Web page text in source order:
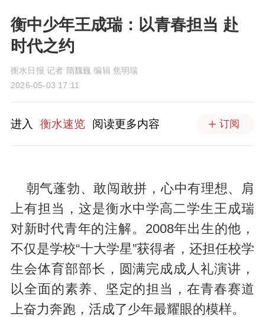
衡中少年王成瑞：以青春担当 赴
时代之约
衡水日报 记者 隋魏巍 编辑 焦明瑞
2026-05-03 17:11
进入 衡水速览 阅读更多内容 订阅
朝气蓬勃、敢闯敢拼，心中有理想、肩
上有担当，这是衡水中学高二学生王成瑞
对新时代青年的注解。2008年出生的他，
不仅是学校“十大学星”获得者，还担任校学
生会体育部部长，圆满完成成人礼演讲，
以全面的素养、坚定的担当，在青春赛道
上奋力奔跑，活成了少年最耀眼的模样。